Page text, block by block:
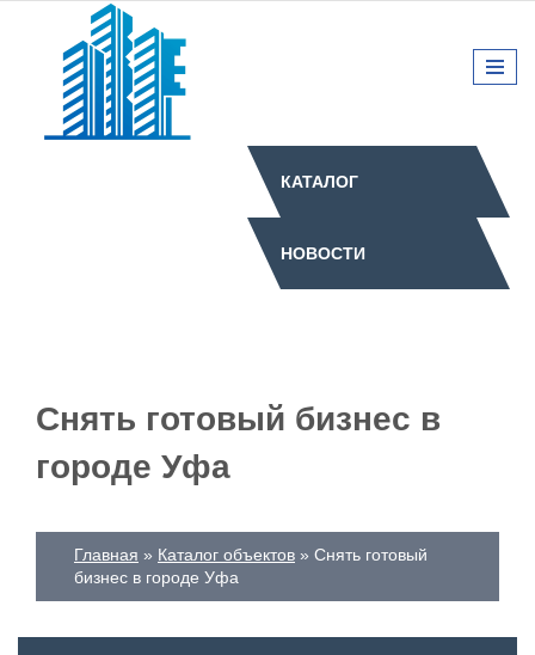
КАТАЛОГ
НОВОСТИ
Снять готовый бизнес в
городе Уфа
Главная Каталог объектов
Снять готовый
бизнес в городе Уфа